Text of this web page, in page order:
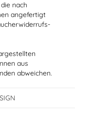
nach
angefertigt
aus
abweichen.